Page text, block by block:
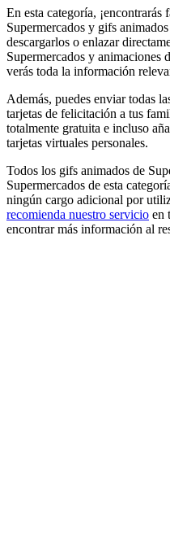
En esta categoría, ¡encontrarás
Supermercados y gifs
descargarlos o enlazar
Supermercados y animaciones
verás toda la información
Además, puedes enviar todas
tarjetas de felicitación a tus
totalmente gratuita e incluso
tarjetas virtuales personales.
Todos los gifs animados de
Supermercados de esta
ningún cargo adicional por
recomienda nuestro servicio en
encontrar más información al